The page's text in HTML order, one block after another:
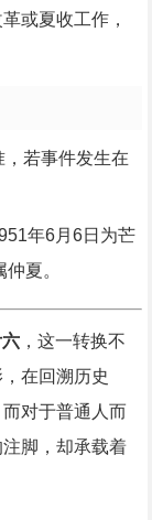
或夏收工作，
若事件发生在
年6月6日为芒
夏。
，这一转换不
在回溯历史
对于普通人而
脚，却承载着